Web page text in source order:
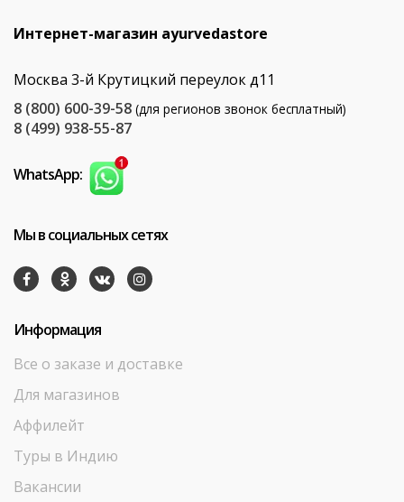
Интернет-магазин ayurvedastore
Москва 3-й Крутицкий переулок д11
8 (800) 600-39-58 (для регионов звонок бесплатный)
8 (499) 938-55-87
WhatsApp:
Мы в социальных сетях
Информация
Все о заказе и доставке
Для магазинов
Аффилейт
Туры в Индию
Вакансии